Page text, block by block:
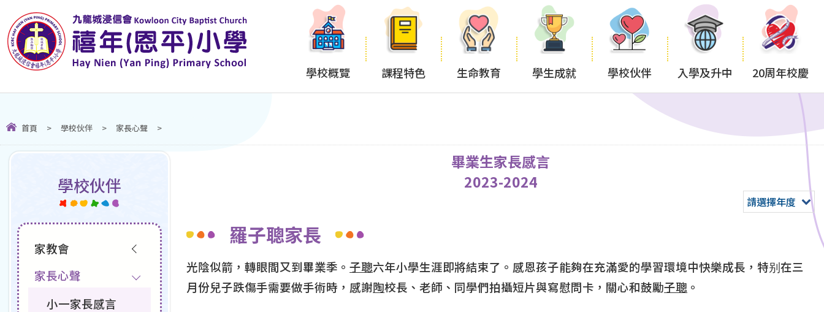
學校概覽 課程特色 生命教育 學生成就 學校伙伴 入學及升中 20周年校慶
首頁 > 學校伙伴 > 家長心聲 >
畢業生家長感言
2023-2024
請選擇年度
羅子聰家長
光陰似箭，轉眼間又到畢業季。子聰六年小學生涯即將結束了。感恩孩子能夠在充滿愛的學習環境中快樂成長，特别在三
月份兒子跌傷手需要做手術時，感謝陶校長、老師、同學們拍攝短片與寫慰問卡，關心和鼓勵子聰 。
學校伙伴
家教會
家長心聲
小一家長感言